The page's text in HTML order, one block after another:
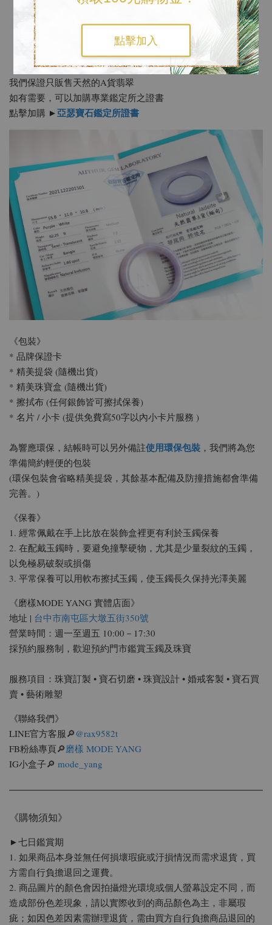
點擊加入
《加購專業鑑定證書》
我們保證只販售天然的A貨翡翠
如有需要，可以加購專業鑑定所之證書
點擊加購 ►亞瑟寶石鑑定所證書
《包裝》
* 品牌保證卡
* 精美提袋 (隨機出貨)
* 精美珠寶盒 (隨機出貨)
* 擦拭布 (任何銀飾皆可擦拭保養)
* 名片 / 小卡 (提供免費寫50字以內小卡片服務 )
為響應環保，結帳時可以另外備註使用環保包裝 ，我們將為您
準備簡約輕便的包裝
(環保包裝會省略精美提袋，其餘基本配備及防撞措施都會準備
完善。)
《保養》
1. 經常佩戴在手上比放在裝飾盒裡更有利於玉鐲保養
2. 在配戴玉鐲時，要避免撞擊硬物，尤其是少量裂紋的玉鐲，
以免極易破裂或損傷
3. 平常保養可以用軟布擦拭玉鐲，使玉鐲長久保持光澤美麗
《磨樣MODE YANG 實體店面》
地址 | 台中市南屯區大墩五街350號
營業時間：週一至週五 10:00－17:30
採預約服務制，歡迎預約門市鑑賞玉鐲及珠寶
服務項目：珠寶訂製 • 寶石切磨 • 珠寶設計 • 婚戒客製 • 寶石買
賣 • 藝術雕塑
《聯絡我們》
LINE官方客服🔎 @rax9582t
FB粉絲專頁🔎磨樣 MODE YANG
IG小盒子🔎 mode_yang
《購物須知》
►七日鑑賞期
1. 如果商品本身並無任何損壞瑕疵或汙損情況而需求退貨，買
方需自行負擔退回之運費。
2. 商品圖片的顏色會因拍攝燈光環境或個人螢幕設定不同，而
造成部份色差現象，請以實際收到的商品顏色為主，非屬瑕
疵；如因色差因素需辦理退貨，需由買方自行負擔商品退回的